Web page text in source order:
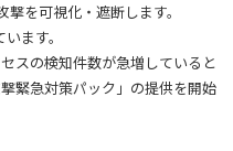
を可視化・遮断します。
ます。
スの検知件数が急増していると
緊急対策パック」の提供を開始